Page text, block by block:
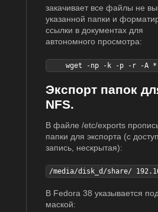
закачивает все файлы не
указанной папки и
ссылки в документах для
автономного просмотра:
wget -np -k -p -r -A
Экспорт папок
NFS.
В файле /etc/exports
папки для экспорта (с
запись, нескрытая):
/media/disk_d/share/
В Fedora 38 указывается
маской: